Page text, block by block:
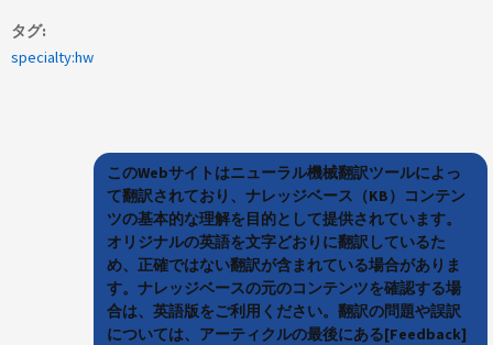
タグ
specialty:hw
このWebサイトはニューラル機械翻訳ツールによっ
て翻訳されており、ナレッジベース（KB）コンテン
ツの基本的な理解を目的として提供されています。
オリジナルの英語を文字どおりに翻訳しているた
め、正確ではない翻訳が含まれている場合がありま
す。ナレッジベースの元のコンテンツを確認する場
合は、英語版をご利用ください。翻訳の問題や誤訳
については、アーティクルの最後にある[Feedback]